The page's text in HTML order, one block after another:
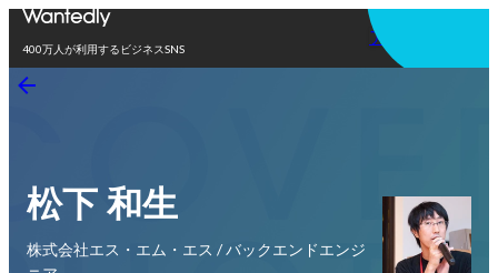
400万人が利用するビジネスSNS
アプリを使う
松下 和生
株式会社エス・エム・エス / バックエンドエンジ